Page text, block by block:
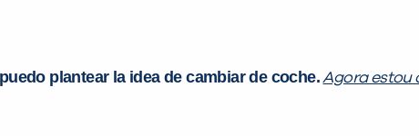
plantear la idea de cambiar de coche.Agora estou